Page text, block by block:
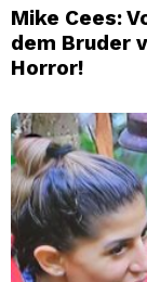
Mike Cees:
dem Bruder
Horror!